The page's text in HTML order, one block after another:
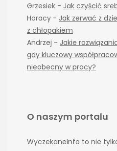
Grzesiek - Jak czyścić
Horacy - Jak zerwać z
z chłopakiem
Andrzej - Jakie
gdy kluczowy
nieobecny w pracy?
O naszym portalu
WyczekaneInfo to nie